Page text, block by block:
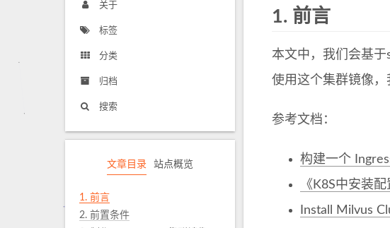
关于
标签
分类
归档
搜索
1. 前言
本文中，我们会基于
使用这个集群镜像，
参考文档：
构建一个
《K8S中安装配
Install Milvus
文章目录 站点概览
1. 前言
2. 前置条件